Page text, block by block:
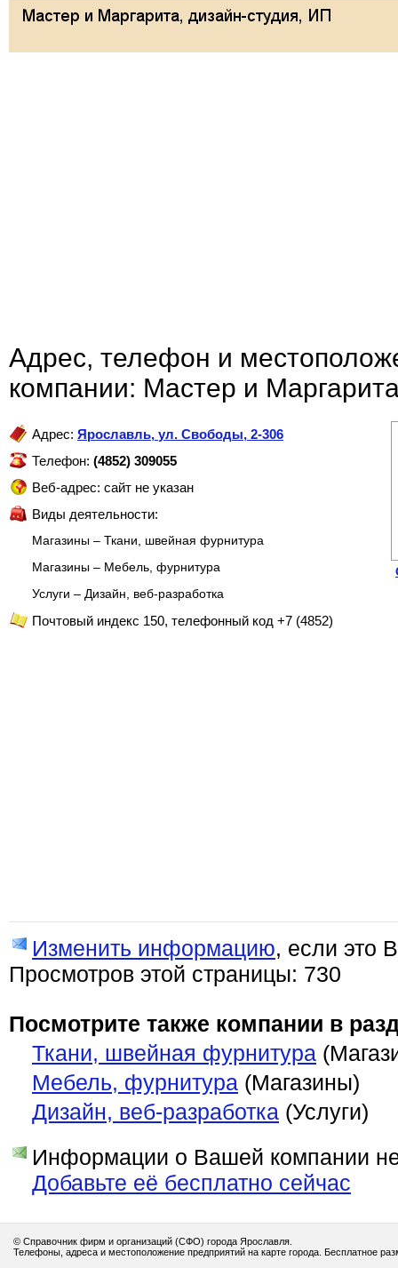
Адрес, телефон и
компании: Мастер и
Адрес: Ярославль, ул. Свободы, 2-306
Телефон: (4852) 309055
Веб-адрес: сайт не указан
Виды деятельности:
Магазины – Ткани, швейная фурнитура
Магазины – Мебель, фурнитура
Услуги – Дизайн, веб-разработка
Почтовый индекс 150, телефонный код +7 (4852)
Изменить информацию, если это
Просмотров этой страницы: 730
Посмотрите также компании в
Ткани, швейная фурнитура
Мебель, фурнитура (Магазины)
Дизайн, веб-разработка (Услуги)
Информации о Вашей компании
Добавьте её бесплатно сейчас
© Справочник фирм и организаций (СФО) города Ярославля.
Телефоны, адреса и местоположение предприятий на карте города. Бесплатное